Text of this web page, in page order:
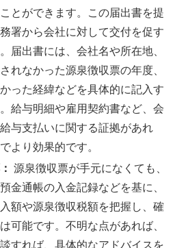
とができます。この届出書を提
署から会社に対して交付を促す
届出書には、会社名や所在地、
れなかった源泉徴収票の年度、
った経緯などを具体的に記入す
給与明細や雇用契約書など、会
与支払いに関する証拠があれ
より効果的です。
源泉徴収票が手元になくても、
金通帳の入金記録などを基に、
額や源泉徴収税額を把握し、確
可能です。不明な点があれば、
すれば、具体的なアドバイスを